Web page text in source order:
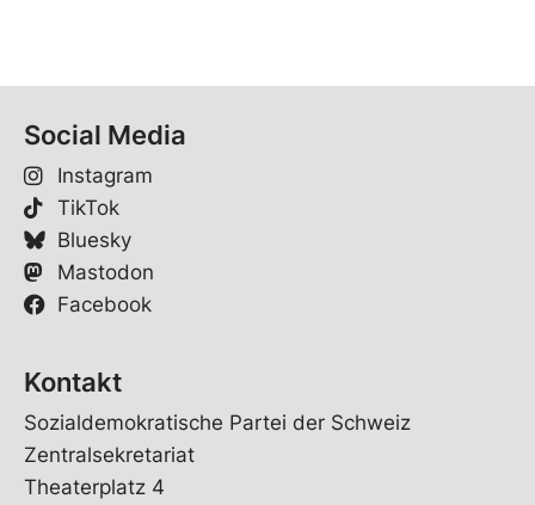
Social Media
Instagram
TikTok
Bluesky
Mastodon
Facebook
Kontakt
Sozialdemokratische Partei der Schweiz
Zentralsekretariat
Theaterplatz 4